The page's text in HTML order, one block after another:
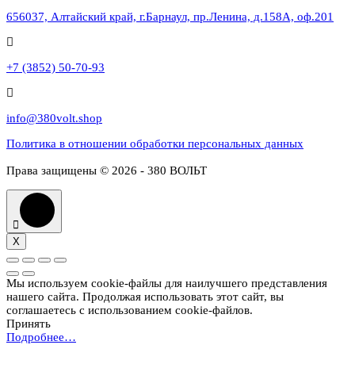
656037, Алтайский край, г.Барнаул, пр.Ленина, д.158А, оф.201
+7 (3852) 50-70-93
info@380volt.shop
Политика в отношении обработки персональных данных
Права защищены © 2026 - 380 ВОЛЬТ
X
Мы используем cookie-файлы для наилучшего представления
нашего сайта. Продолжая использовать этот сайт, вы
соглашаетесь с использованием cookie-файлов.
Принять
Подробнее…